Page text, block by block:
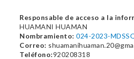
Responsable de acceso a la
HUAMANI HUAMAN
Nombramiento: 024-2023-
Correo:
Teléfono:920208318